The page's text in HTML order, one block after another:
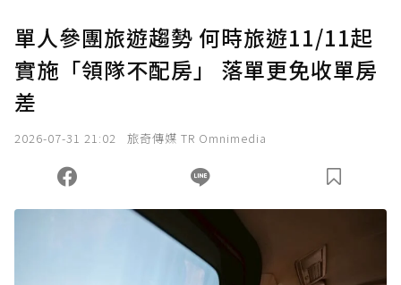
單人參團旅遊趨勢 何時旅遊11/11起
實施「領隊不配房」 落單更免收單房
差
2026-07-31 21:02 旅奇傳媒 TR Omnimedia